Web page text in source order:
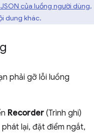
của luồng người dùng,
dung khác.
phải gỡ lỗi luồng
Recorder (Trình ghi)
lại, đặt điểm ngắt,